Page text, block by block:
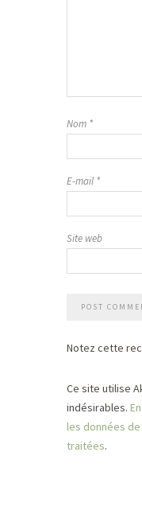
Nom *
E-mail *
Site web
Notez cette
Ce site utilise
indésirables.
les données
traitées.